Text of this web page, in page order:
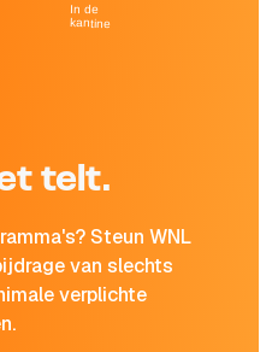
telt.
Steun WNL
van slechts
verplichte
In de
kantine